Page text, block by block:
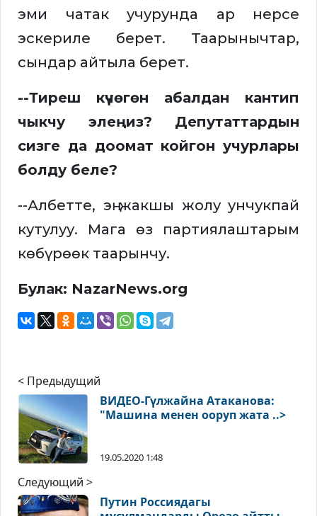
эми чатак учурунда ар нерсе
эскериле берет. Таарынычтар,
сындар айтыла берет.
--Тиреш күчөгөн абалдан кантип
чыкчу элеңиз? Депутаттардын
сизге да доомат койгон учурлары
болду беле?
--Албетте, эң жакшы жолу унчукпай
кутулуу. Мага өз партиялаштарым
көбүрөөк таарынчу.
Булак: NazarNews.org
< Предыдущий
ВИДЕО-Гүлжайна Атаканова:
"Машина менен ооруп жата ..>
19.05.2020 1:48
Следующий >
Путин Россиядагы